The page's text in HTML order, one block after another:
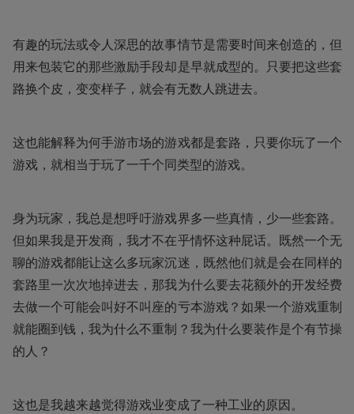
有趣的玩法或令人深思的故事情节是需要时间来创造的，但
用来包装它的那些激励手段却是早就成型的。只要把这些套
路换个皮，变变样子，就会有无数人跳进去。
这也能解释为何手游市场的游戏都是套路，只要你玩了一个
游戏，就相当于玩了一千个同类型的游戏。
身为玩家，我总是想呼吁游戏界多一些真情，少一些套路。
但如果我是开发商，我才不在乎情怀这种屁话。既然一个无
聊的游戏都能让这么多玩家沉迷，既然他们就是会在同样的
套路里一次次地掉进去，那我为什么要去花额外的开发经费
去做一个可能会叫好不叫座的亏本游戏？如果一个游戏重制
就能圈到钱，我为什么不重制？我为什么要装作是个有节操
的人？
这也是我越来越觉得游戏业变成了一种工业的原因。